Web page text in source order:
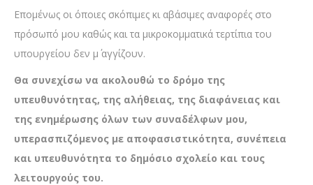
Επομένως οι όποιες σκόπιμες κι αβάσιμες αναφορές στο
πρόσωπό μου καθώς και τα μικροκομματικά τερτίπια του
υπουργείου δεν μ΄ αγγίζουν.
Θα συνεχίσω να ακολουθώ το δρόμο της
υπευθυνότητας, της αλήθειας, της διαφάνειας και
της ενημέρωσης όλων των συναδέλφων μου,
υπερασπιζόμενος με αποφασιστικότητα, συνέπεια
και υπευθυνότητα το δημόσιο σχολείο και τους
λειτουργούς του.